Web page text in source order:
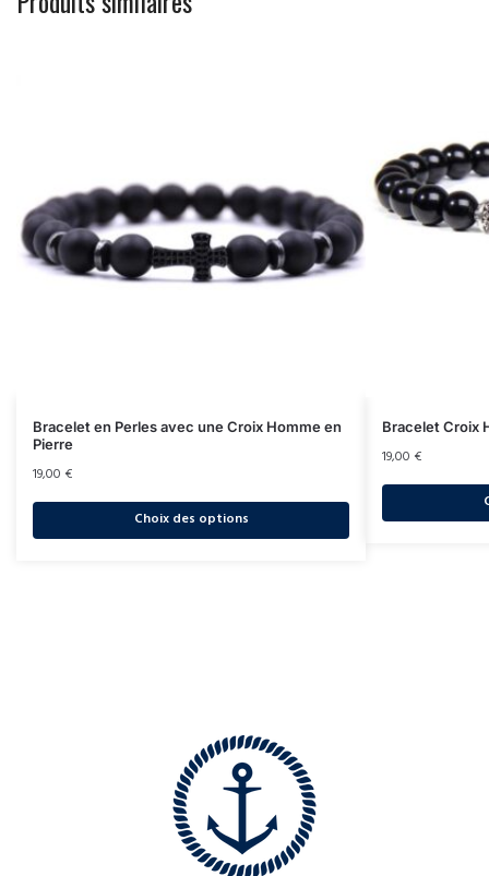
Bracelet en Perles avec une Croix Homme en
Pierre
19,00 €
Choix des options
Bracelet Croix
19,00 €